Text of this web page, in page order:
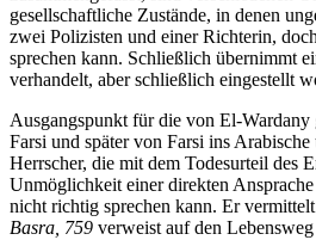
gesellschaftliche Zustände, in denen
zwei Polizisten und einer Richterin,
sprechen kann. Schließlich übernimmt
verhandelt, aber schließlich eingestellt
Ausgangspunkt für die von El-
Farsi und später von Farsi ins
Herrscher, die mit dem Todesurteil des
Unmöglichkeit einer direkten
nicht richtig sprechen kann. Er
Basra, 759 verweist auf den